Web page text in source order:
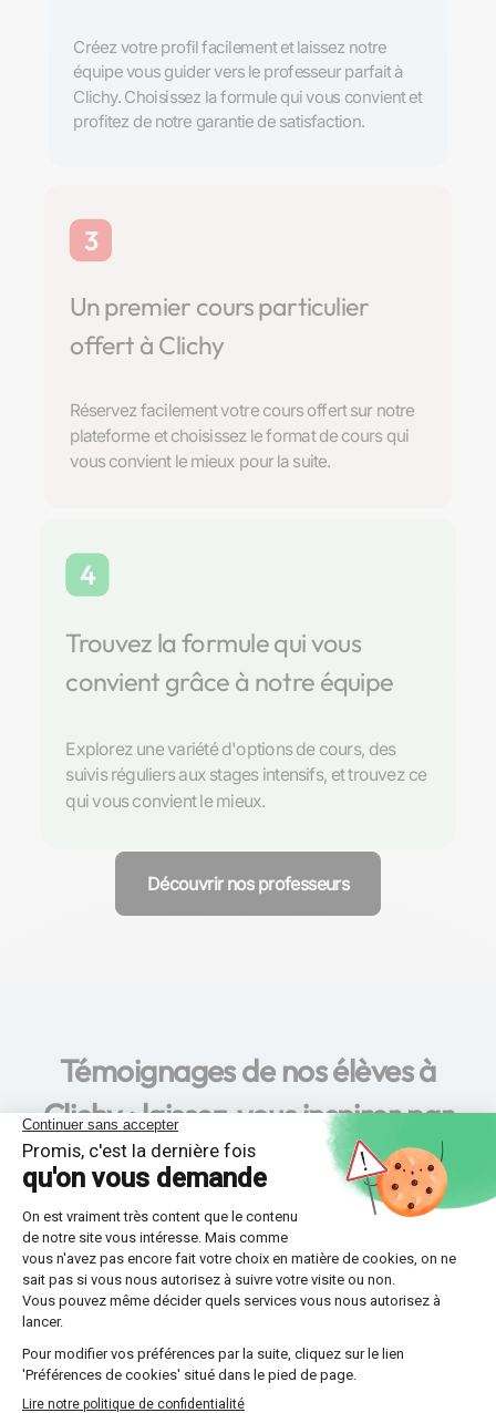
Créez votre profil facilement et laissez notre
équipe vous guider vers le professeur parfait à
Clichy. Choisissez la formule qui vous convient et
profitez de notre garantie de satisfaction.
3
Un premier cours particulier
offert à Clichy
Réservez facilement votre cours offert sur notre
plateforme et choisissez le format de cours qui
vous convient le mieux pour la suite.
4
Trouvez la formule qui vous
convient grâce à notre équipe
Explorez une variété d'options de cours, des
suivis réguliers aux stages intensifs, et trouvez ce
qui vous convient le mieux.
Découvrir nos professeurs
Témoignages de nos élèves à
Clichy : laissez-vous inspirer par
leurs succès !